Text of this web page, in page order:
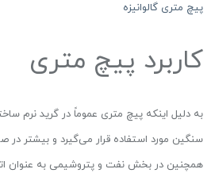
پیچ متری گالوانیزه
کاربرد پیچ متری
به دلیل اینکه پیچ متری عموماً در گرید نرم
سنگین مورد استفاده قرار می‌گیرد و بیشتر در
همچنین در بخش نفت و پتروشیمی به عنوان